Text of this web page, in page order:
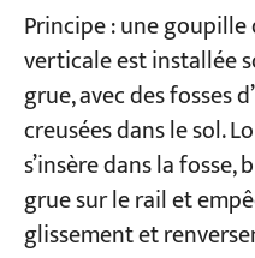
Principe : une goupille
verticale est installée
grue, avec des fosses
creusées dans le sol.
s’insère dans la
grue sur le rail et
glissement et